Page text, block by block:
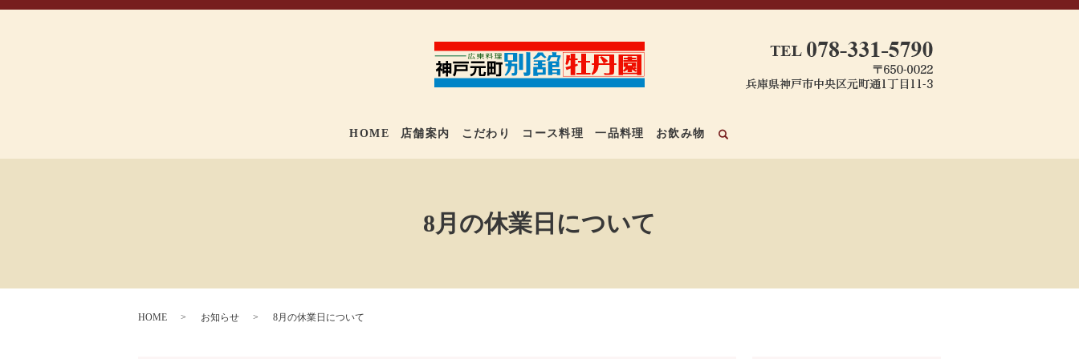
HOME 店舗案内 こだわり コース料理 一品料理 お飲み物
8月の休業日について
HOME お知らせ 8月の休業日について